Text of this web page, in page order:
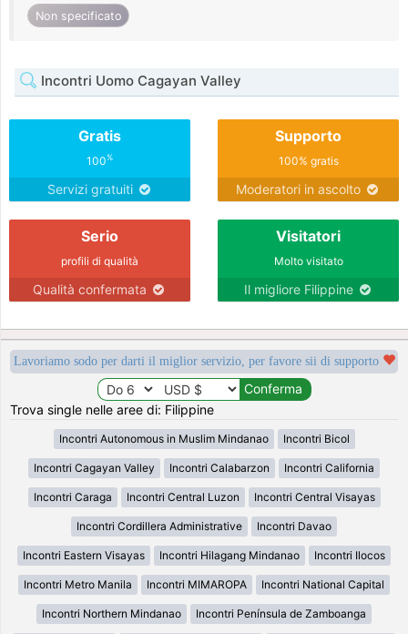
Non specificato
Incontri Uomo Cagayan Valley
Gratis
100%
Servizi gratuiti
Supporto
100% gratis
Moderatori in ascolto
Serio
profili di qualità
Qualità confermata
Visitatori
Molto visitato
Il migliore Filippine
Lavoriamo sodo per darti il miglior servizio, per favore sii di supporto
Trova single nelle aree di: Filippine
Incontri Autonomous in Muslim Mindanao Incontri Bicol
Incontri Cagayan Valley Incontri Calabarzon Incontri California
Incontri Caraga Incontri Central Luzon Incontri Central Visayas
Incontri Cordillera Administrative Incontri Davao
Incontri Eastern Visayas Incontri Hilagang Mindanao Incontri Ilocos
Incontri Metro Manila Incontri MIMAROPA Incontri National Capital
Incontri Northern Mindanao Incontri Península de Zamboanga